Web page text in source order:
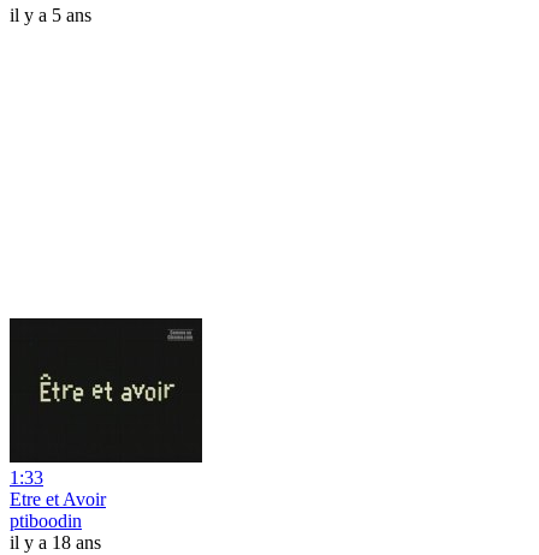
il y a 5 ans
1:33
Etre et Avoir
ptiboodin
il y a 18 ans